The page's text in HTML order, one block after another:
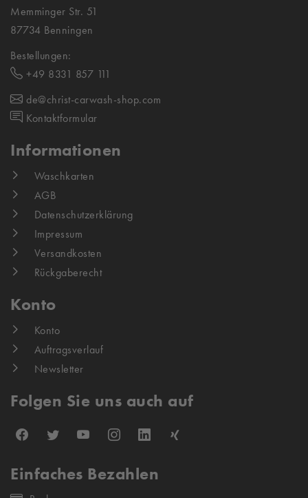
Memminger Str. 51
87734 Benningen
Bestellungen:
+49 8331 857 111
de@christ-carwash-shop.com
Kontaktformular
Informationen
Waschkarten
AGB
Datenschutzerklärung
Impressum
Versandkosten
Rückgaberecht
Konto
Konto
Auftragsverlauf
Newsletter
Folgen Sie uns auch auf
Einfaches Bezahlen